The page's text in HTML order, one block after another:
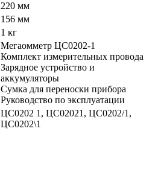
220 мм
156 мм
1 кг
Мегаомметр ЦС0202-1
Комплект измерительных провода
Зарядное устройство и
аккумуляторы
Сумка для переноски прибора
Руководство по эксплуатации
ЦС0202 1, ЦС02021, ЦС0202/1,
ЦС0202\1